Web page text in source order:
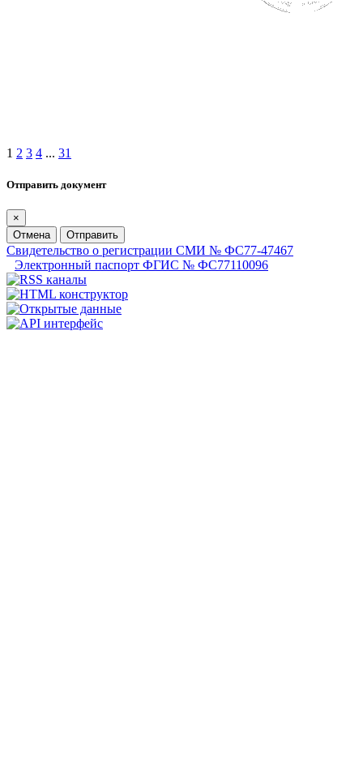
1 2 3 4 ... 31
Отправить документ
×
Отмена
Отправить
Свидетельство о регистрации СМИ № ФС77-47467
Электронный паспорт ФГИС № ФС77110096